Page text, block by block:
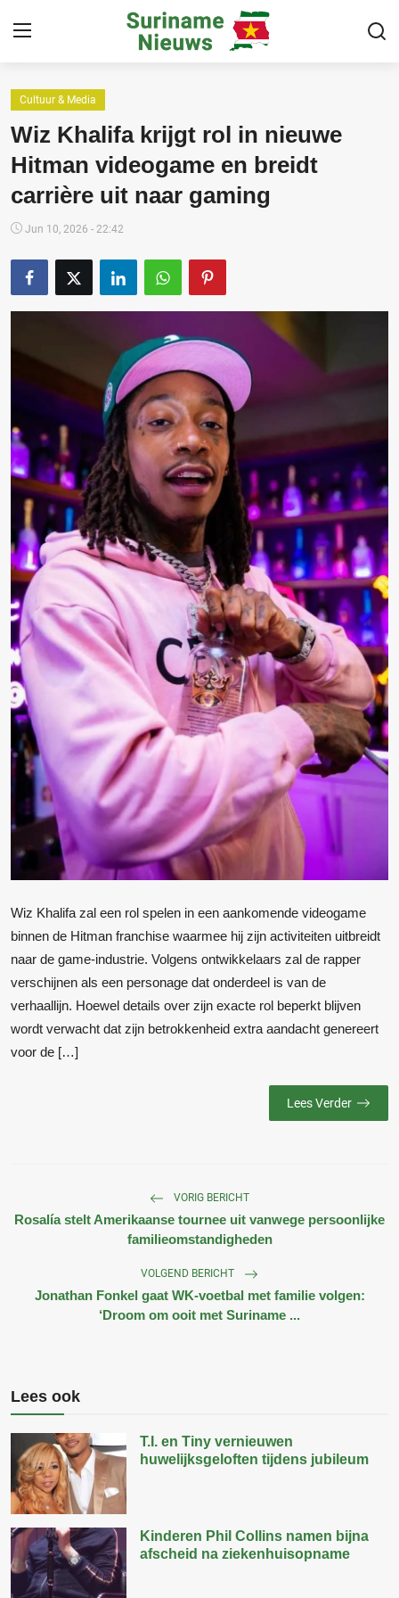
Home
Buitenland
Sport
Cultuur & Media
Deals!
Over
Cultuur & Media
Wiz Khalifa krijgt rol in nieuwe
Hitman videogame en breidt
carrière uit naar gaming
Jun 10, 2026 - 22:42
Wiz Khalifa zal een rol spelen in een aankomende videogame
binnen de Hitman franchise waarmee hij zijn activiteiten uitbreidt
naar de game-industrie. Volgens ontwikkelaars zal de rapper
verschijnen als een personage dat onderdeel is van de
verhaallijn. Hoewel details over zijn exacte rol beperkt blijven
wordt verwacht dat zijn betrokkenheid extra aandacht genereert
voor de […]
Lees Verder
VORIG BERICHT
Rosalía stelt Amerikaanse tournee uit vanwege persoonlijke
familieomstandigheden
VOLGEND BERICHT
Jonathan Fonkel gaat WK-voetbal met familie volgen:
‘Droom om ooit met Suriname ...
Lees ook
T.I. en Tiny vernieuwen
huwelijksgeloften tijdens jubileum
Kinderen Phil Collins namen bijna
afscheid na ziekenhuisopname